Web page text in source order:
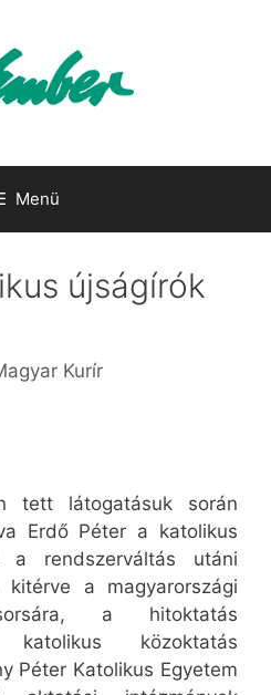
Menü
újságírók
Kurír
tett látogatásuk során
Erdő Péter a katolikus
a rendszerváltás utáni
kitérve a magyarországi
a hitoktatás
közoktatás
Péter Katolikus Egyetem